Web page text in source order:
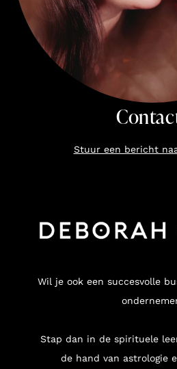
Stuur een bericht
Wil je ook een succesvolle
Stap dan in de spirituele
de hand van astrologie